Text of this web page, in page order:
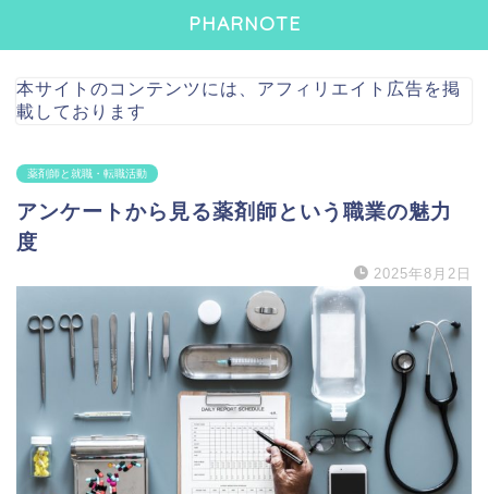
PHARNOTE
本サイトのコンテンツには、アフィリエイト広告を掲
載しております
薬剤師と就職・転職活動
アンケートから見る薬剤師という職業の魅力
度
2025年8月2日